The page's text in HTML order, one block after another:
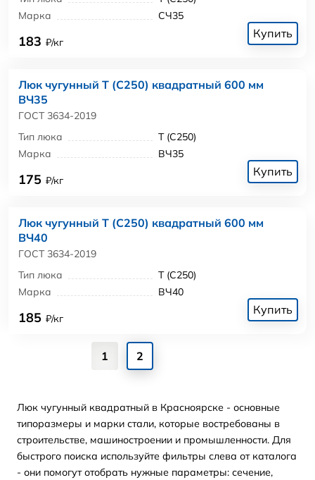
Марка
СЧ35
183 ₽/кг
Купить
Люк чугунный Т (С250) квадратный 600 мм
ВЧ35
ГОСТ 3634-2019
Тип люка
Т (С250)
Марка
ВЧ35
175 ₽/кг
Купить
Люк чугунный Т (С250) квадратный 600 мм
ВЧ40
ГОСТ 3634-2019
Тип люка
Т (С250)
Марка
ВЧ40
185 ₽/кг
Купить
1 2
Люк чугунный квадратный в Красноярске - основные
типоразмеры и марки стали, которые востребованы в
строительстве, машиностроении и промышленности. Для
быстрого поиска используйте фильтры слева от каталога
- они помогут отобрать нужные параметры: сечение,